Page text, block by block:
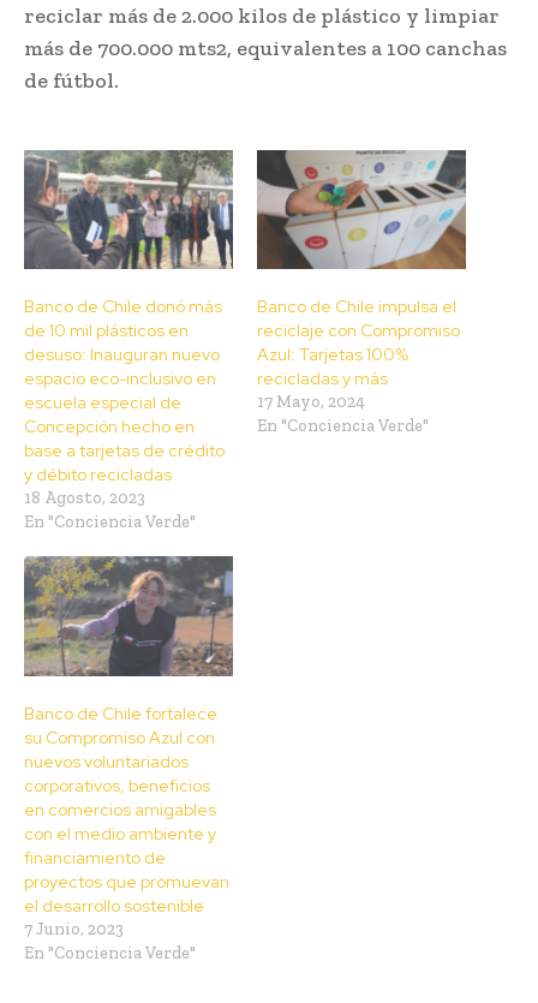
reciclar más de 2.000 kilos de plástico y limpiar
más de 700.000 mts2, equivalentes a 100 canchas
de fútbol.
Banco de Chile donó más
de 10 mil plásticos en
desuso: Inauguran nuevo
espacio eco-inclusivo en
escuela especial de
Concepción hecho en
base a tarjetas de crédito
y débito recicladas
18 Agosto, 2023
En "Conciencia Verde"
Banco de Chile impulsa el
reciclaje con Compromiso
Azul: Tarjetas 100%
recicladas y más
17 Mayo, 2024
En "Conciencia Verde"
Banco de Chile fortalece
su Compromiso Azul con
nuevos voluntariados
corporativos, beneficios
en comercios amigables
con el medio ambiente y
financiamiento de
proyectos que promuevan
el desarrollo sostenible
7 Junio, 2023
En "Conciencia Verde"